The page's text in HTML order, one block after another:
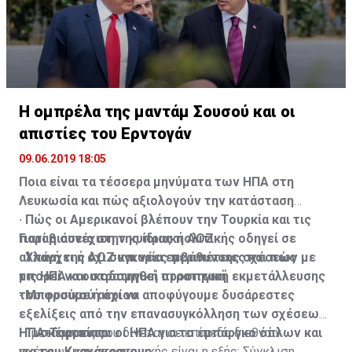
όχι, ότι, εκείνους που δεν πληρούν τα κριτήρια,
άρχισαν να τους στέλνουν επιστολές εκποίησης».
Η ομπρέλα της μαντάμ Σουσού και οι
απιστίες του Ερντογάν
09.06.2019 18:05
Ποια είναι τα τέσσερα μηνύματα των ΗΠΑ στη
Λευκωσία και πώς αξιολογούν την κατάσταση
Γιατί η συνέχιση της ίδιας πολιτικής οδηγεί σε
αλλαγή της ΑΟΖ και νέες περιπέτειες και πώς
μπορεί να οικοδομηθεί στρατηγική εκμετάλλευσης
του φυσικού αερίου
· Τι σκέφτονται οι ΗΠΑ για το εμπάργκο όπλων και
· Πώς οι Αμερικανοί βλέπουν την Τουρκία και τις
παραβιάσεις στην κυπριακή ΑΟΖ
· Υπάρχει ή όχι συγκυρία εμβάθυνσης σχέσεων με
τις ΗΠΑ και στρατηγική προοπτική
· Μπορούμε ή όχι να αποφύγουμε δυσάρεστες
εξελίξεις από την επανασυγκόλληση των σχέσεων
ΗΠΑ-Τουρκίας
Η μετάφραση που δίνεται σε επίπεδο διεθνών